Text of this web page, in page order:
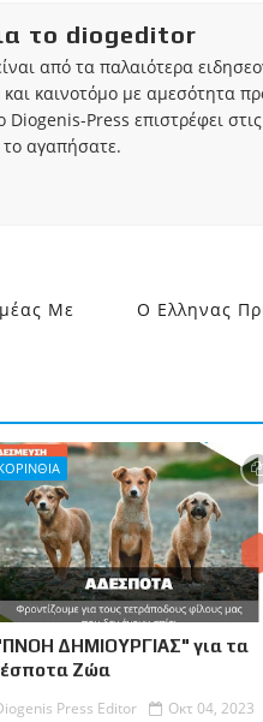
το diogeditor
από τα παλαιότερα
καινοτόμο με αμεσότητα
Diogenis-Press επιστρέφει
αγαπήσατε.
Με
Ο Ελληνας
ΔΗΜΙΟΥΡΓΙΑΣ" για τα
Ζώα
Press Editor
Οκτ 04, 2023